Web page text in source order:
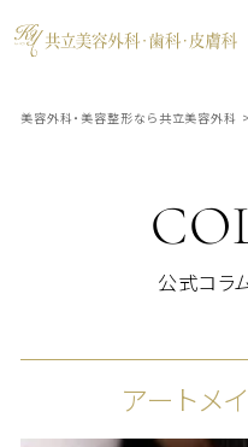
美容外科・美容整形なら共立美容外科 >
公式コラ
アートメ